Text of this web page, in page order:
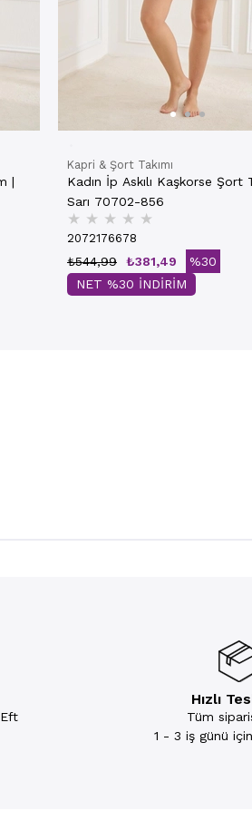
|
Kapri & Şort Takımı
Kadın İp Askılı Kaşkorse Şort
Sarı 70702-856
★ ★ ★ ★ ★
2072176678
₺381,49
₺544,99
%30
NET %30 İNDİRİM
Hızlı
Tüm
1 - 3 iş günü